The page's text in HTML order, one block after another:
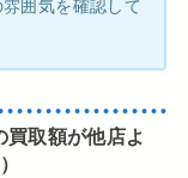
囲気を確認して
取額が他店よ
）